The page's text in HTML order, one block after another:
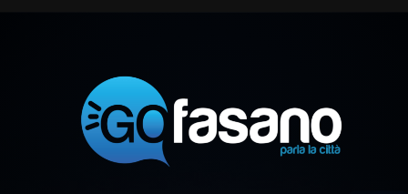
condivisa della Villetta di
Laureto
6 Agosto 2026 06:20
La magia del Minareto e la prima